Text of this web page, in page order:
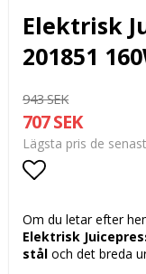
Elektrisk
201851
943 SEK
707 SEK
Lägsta pris de
Lägg till i
Om du letar efter
Elektrisk
stål och det breda